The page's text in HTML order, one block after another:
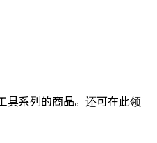
具系列的商品。还可在此领